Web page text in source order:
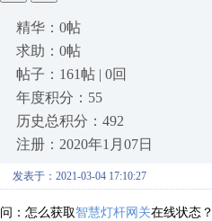
精华：0帖
求助：0帖
帖子：161帖 | 0回
年度积分：55
历史总积分：492
注册：2020年1月07日
发表于：2021-03-04 17:10:27
问：怎么获取 智慧灯杆网关在线状态？